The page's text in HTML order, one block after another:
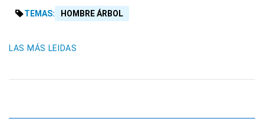
TEMAS: HOMBRE ÁRBOL
LAS MÁS LEIDAS